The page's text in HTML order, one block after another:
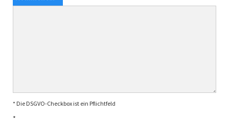
* Die DSGVO-Checkbox ist ein Pflichtfeld